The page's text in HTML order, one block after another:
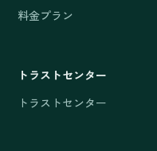
料金プラン
トラストセンター
トラストセンター